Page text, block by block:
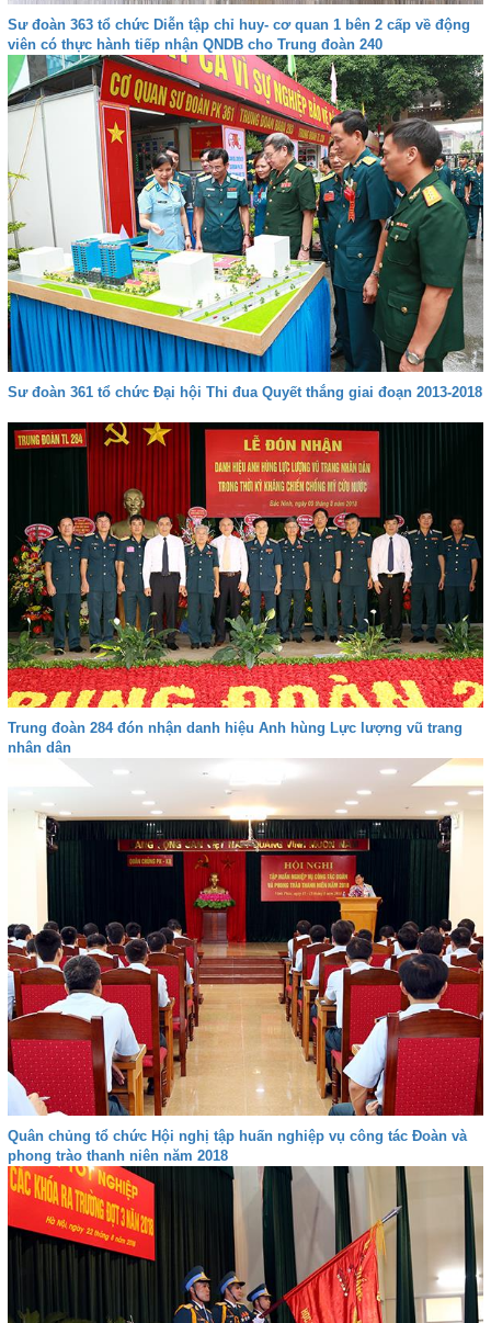
Sư đoàn 363 tổ chức Diễn tập chỉ huy- cơ quan 1 bên 2 cấp về động
viên có thực hành tiếp nhận QNDB cho Trung đoàn 240
Sư đoàn 361 tổ chức Đại hội Thi đua Quyết thắng giai đoạn 2013-2018
Trung đoàn 284 đón nhận danh hiệu Anh hùng Lực lượng vũ trang
nhân dân
Quân chủng tổ chức Hội nghị tập huấn nghiệp vụ công tác Đoàn và
phong trào thanh niên năm 2018